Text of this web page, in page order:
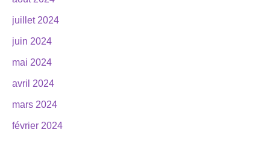
juillet 2024
juin 2024
mai 2024
avril 2024
mars 2024
février 2024